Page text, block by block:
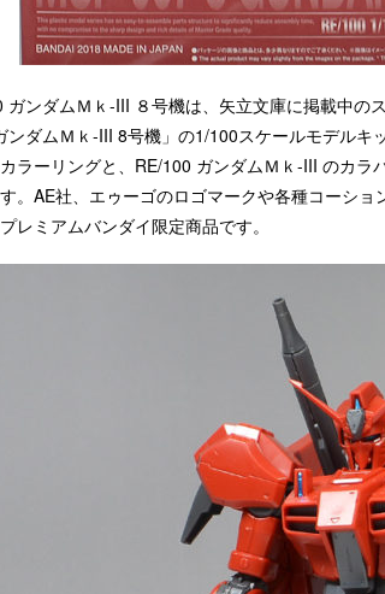
ガンダムＭｋ-III ８号機は、矢立文庫に掲載中の
ンダムＭｋ-III 8号機」の1/100スケールモデル
ラーリングと、RE/100 ガンダムＭｋ-III のカ
。AE社、エゥーゴのロゴマークや各種コーシ
レミアムバンダイ限定商品です。